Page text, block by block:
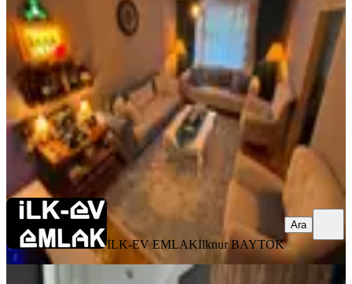
Çankaya, Harbiye Mahallesi
Yüksek giriş 04.07.2026
4.290.000 ₺
İLK-EV EMLAKİlknur BAYTOK
İLK-EV EMLAKİlknur BAYTOK
Ara